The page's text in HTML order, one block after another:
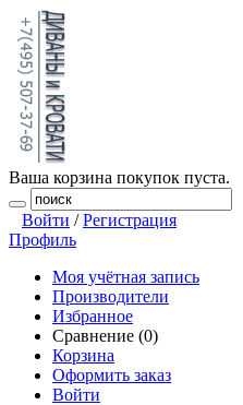
Ваша корзина покупок пуста.
Войти /Регистрация
Профиль
Моя учётная запись
Производители
Избранное
Сравнение (0)
Корзина
Оформить заказ
Войти